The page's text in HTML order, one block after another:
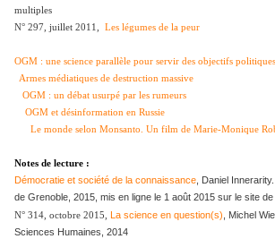
multiples
N° 297, juillet 2011, Les légumes de la peur
OGM : une science parallèle pour servir des objectifs politiques
Armes médiatiques de destruction massive
OGM : un débat usurpé par les rumeurs
OGM et désinformation en Russie
Le monde selon Monsanto. Un film de Marie-Monique
Notes de lecture :
Démocratie et société de la connaissance , Daniel
de Grenoble, 2015, mis en ligne le 1 août 2015 sur le site de
N° 314, octobre 2015, La science en question(s)
Michel
Sciences Humaines, 2014